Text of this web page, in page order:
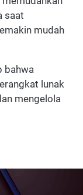
saat
mudah
bahwa
lunak
mengelola